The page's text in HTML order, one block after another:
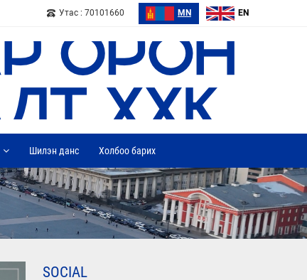
Утас : 70101660 MN EN
Шилэн данс Холбоо барих
SOCIAL